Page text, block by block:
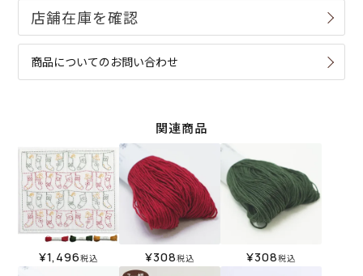
商品についてのお問い合わせ
関連商品
¥1,496税込 ¥308税込 ¥308税込